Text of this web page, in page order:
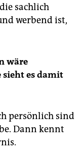
sachlich
werbend ist,
wäre
es damit
persönlich sind
Dann kennt